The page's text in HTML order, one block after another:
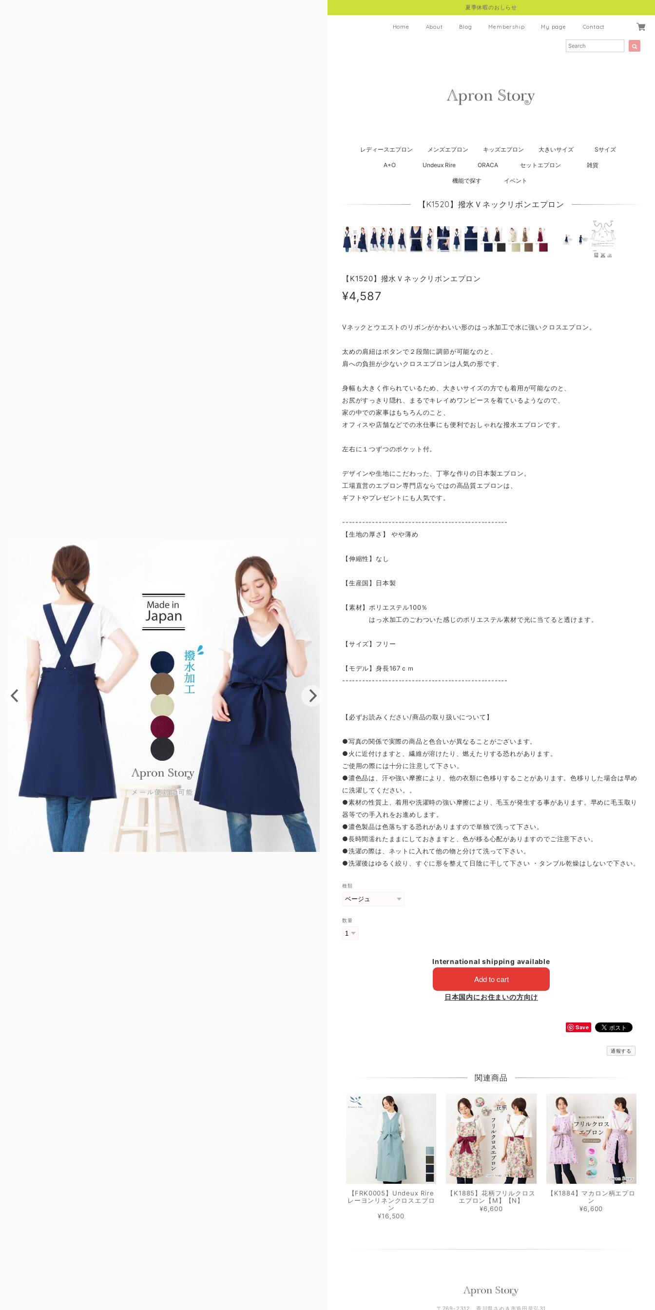
夏季休暇のおしらせ
Home About Blog Membership My page Contact
レディースエプロン メンズエプロン キッズエプロン 大きいサイズ Sサイズ
A+O Undeux Rire ORACA セットエプロン 雑貨
機能で探す イベント
【K1520】撥水Ｖネックリボンエプロン
【K1520】撥水Ｖネックリボンエプロン
¥4,587
Vネックとウエストのリボンがかわいい形のはっ水加工で水に強いクロスエプロン。
太めの肩紐はボタンで２段階に調節が可能なのと、
肩への負担が少ないクロスエプロンは人気の形です、
身幅も大きく作られているため、大きいサイズの方でも着用が可能なのと、
お尻がすっきり隠れ、まるでキレイめワンピースを着ているようなので、
家の中での家事はもちろんのこと、
オフィスや店舗などでの水仕事にも便利でおしゃれな撥水エプロンです。
左右に１つずつのポケット付。
デザインや生地にこだわった、丁寧な作りの日本製エプロン。
工場直営のエプロン専門店ならではの高品質エプロンは、
ギフトやプレゼントにも人気です。
--------------------------------------------------
【生地の厚さ】 ​やや薄め
【伸縮性】なし
【生産国】日本製
【素材】ポリエステル100％
はっ水加工のごわついた感じのポリエステル素材で光に当てると透けます。
【サイズ】フリー
【モデル】身長167ｃｍ
--------------------------------------------------
【必ずお読みください/商品の取り扱いについて】
●写真の関係で実際の商品と色合いが異なることがございます。
●火に近付けますと、繊維が溶けたり、燃えたりする恐れがあります。
ご使用の際には十分に注意して下さい。
●濃色品は、汗や強い摩擦により、他の衣類に色移りすることがあります。色移りした場合は早め
に洗濯してください。。
●素材の性質上、着用や洗濯時の強い摩擦により、毛玉が発生する事があります。早めに毛玉取り
器等での手入れをお進めします。
●濃色製品は色落ちする恐れがありますので単独で洗って下さい。
●長時間濡れたままにしておきますと、色が移る心配がありますのでご注意下さい。
●洗濯の際は、ネットに入れて他の物と分けて洗って下さい。
●洗濯後はゆるく絞り、すぐに形を整えて日陰に干して下さい ・タンブル乾燥はしないで下さい。
種類
数量
International shipping available
Add to cart
日本国内にお住まいの方向け
Save
通報する
関連商品
【FRK0005】Undeux Rire
レーヨンリネンクロスエプロ
ン
¥16,500
【K1885】花柄フリルクロス
エプロン【M】【N】
¥6,600
【K1884】マカロン柄エプロ
ン
¥6,600
〒769-2312 香川県さぬき市造田是弘31